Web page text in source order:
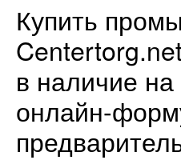
Купить
в наличие
онлайн-